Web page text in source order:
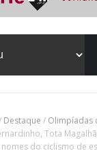
Destaque / Olimpíadas
Tota
do ciclismo de